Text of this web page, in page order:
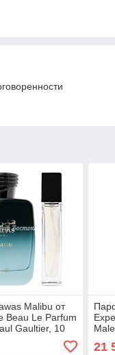
Malibu от
Beau Le Parfum
Gaultier, 10
21